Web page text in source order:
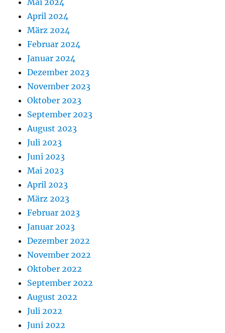
Mai 2024
April 2024
März 2024
Februar 2024
Januar 2024
Dezember 2023
November 2023
Oktober 2023
September 2023
August 2023
Juli 2023
Juni 2023
Mai 2023
April 2023
März 2023
Februar 2023
Januar 2023
Dezember 2022
November 2022
Oktober 2022
September 2022
August 2022
Juli 2022
Juni 2022